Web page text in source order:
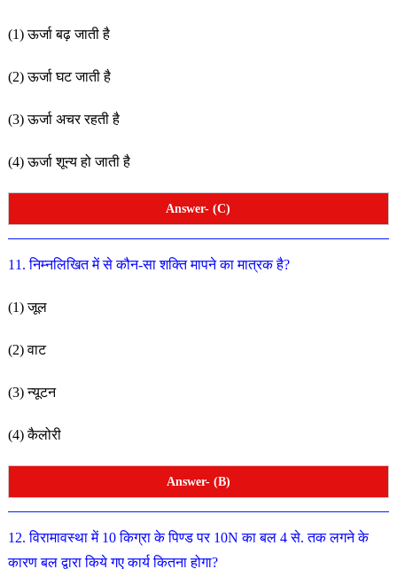
(1) ऊर्जा बढ़ जाती है
(2) ऊर्जा घट जाती है
(3) ऊर्जा अचर रहती है
(4) ऊर्जा शून्य हो जाती है
Answer- (C)
11. निम्नलिखित में से कौन-सा शक्ति मापने का मात्रक है?
(1) जूल
(2) वाट
(3) न्यूटन
(4) कैलोरी
Answer- (B)
12. विरामावस्था में 10 किग्रा के पिण्ड पर 10N का बल 4 से. तकलगने के
कारण बल द्वारा किये गए कार्य कितना होगा?